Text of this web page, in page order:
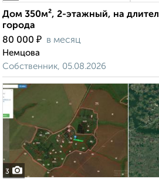
Дом 350м², 2-этажный, на
города
80 000 ₽ в месяц
Немцова
Собственник, 05.08.2026
3